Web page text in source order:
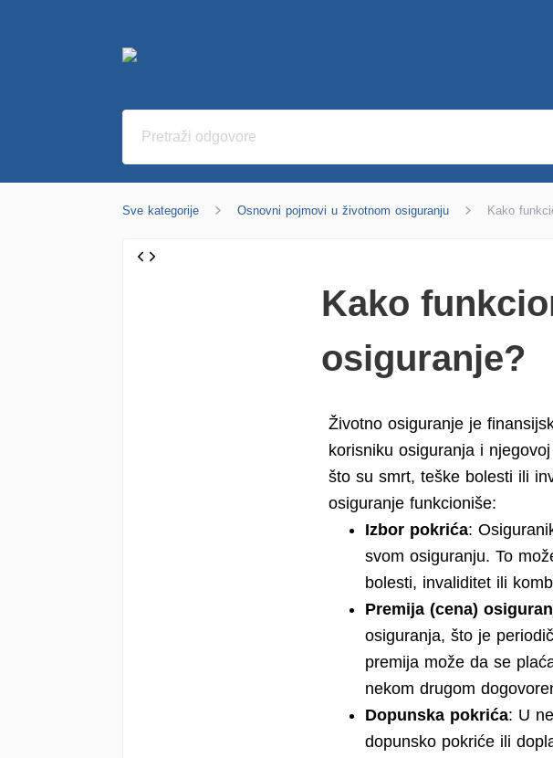
Sve kategorije Osnovni pojmovi u životnom osiguranju Kako
Kako
osiguranje?
Životno osiguranje je
korisniku osiguranja i
što su smrt, teške bolesti ili
osiguranje funkcioniše:
Izbor pokrića:
svom osiguranju. To
bolesti, invaliditet ili
Premija (cena)
osiguranja, što je
premija može da se
nekom drugom
Dopunska pokrića: U
dopunsko pokriće ili